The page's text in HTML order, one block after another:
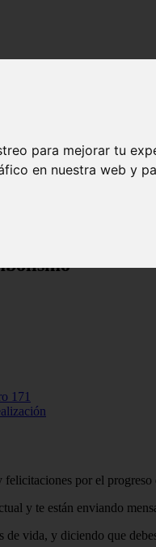
para mejorar tu
en nuestra web y
171
por el progreso
y te están enviando
de vida, y diciendo que